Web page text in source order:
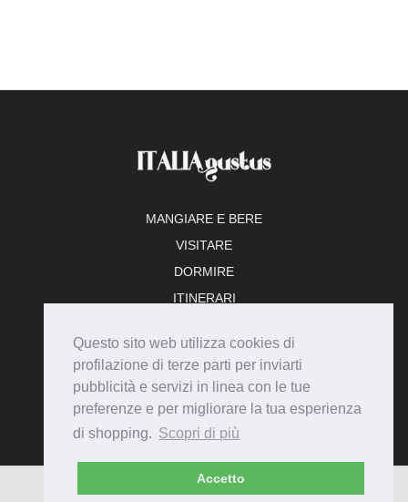
Questo sito web utilizza cookies di
profilazione di terze parti per inviarti
pubblicità e servizi in linea con le tue
preferenze e per migliorare la tua esperienza
di shopping. Scopri di più
Accetto
MANGIARE E BERE
VISITARE
DORMIRE
ITINERARI
ADERISCI
© Italiagustus 2026 - Tutti i diritti riservati.